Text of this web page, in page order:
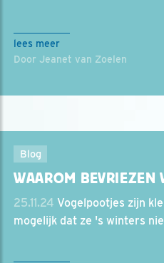
lees meer
Door Jeanet van Zoelen
Blog
WAAROM BEVRIEZEN
25.11.24 Vogelpootjes zijn
mogelijk dat ze 's winters